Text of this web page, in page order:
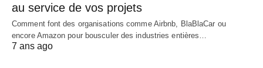
au service de vos projets
Comment font des organisations comme Airbnb, BlaBlaCar ou
encore Amazon pour bousculer des industries entières…
7 ans ago